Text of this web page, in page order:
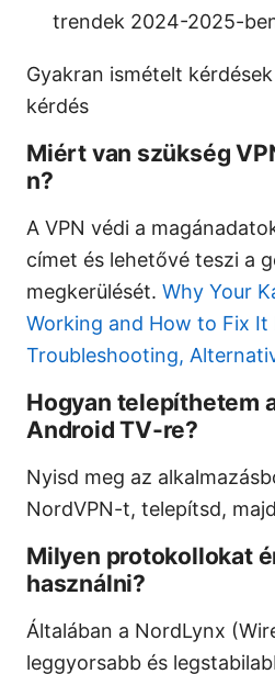
trendek 2024-2025-
Gyakran ismételt
kérdés
Miért van szükség
n?
A VPN védi a
címet és lehetővé teszi a
megkerülését. Why Your
Working and How to Fix It
Troubleshooting,
Hogyan telepíthetem
Android TV-re?
Nyisd meg az
NordVPN-t, telepítsd,
Milyen protokollokat
használni?
Általában a NordLynx
leggyorsabb és